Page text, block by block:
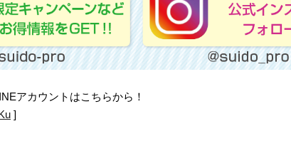
アカウントはこちらから！
]